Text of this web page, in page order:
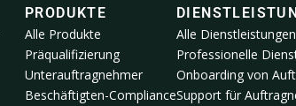
PRODUKTE
Alle Produkte
Präqualifizierung
Unterauftragnehmer
Beschäftigten-Compliance
Alle Dienstleistungen
Professionelle
Onboarding von
Support für